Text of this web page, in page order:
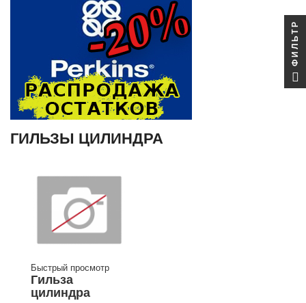
ГИЛЬЗЫ ЦИЛИНДРА
Быстрый просмотр
Гильза
цилиндра
ФИЛЬТР